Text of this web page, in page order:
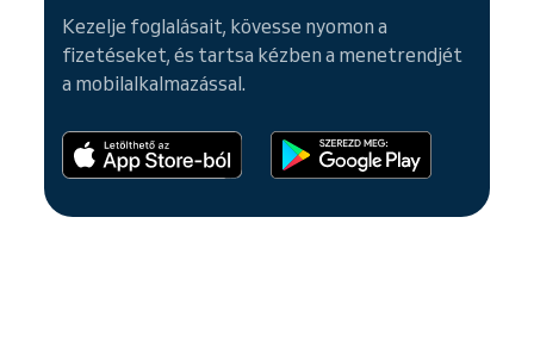
Kezelje foglalásait, kövesse nyomon a
fizetéseket, és tartsa kézben a menetrendjét
a mobilalkalmazással.